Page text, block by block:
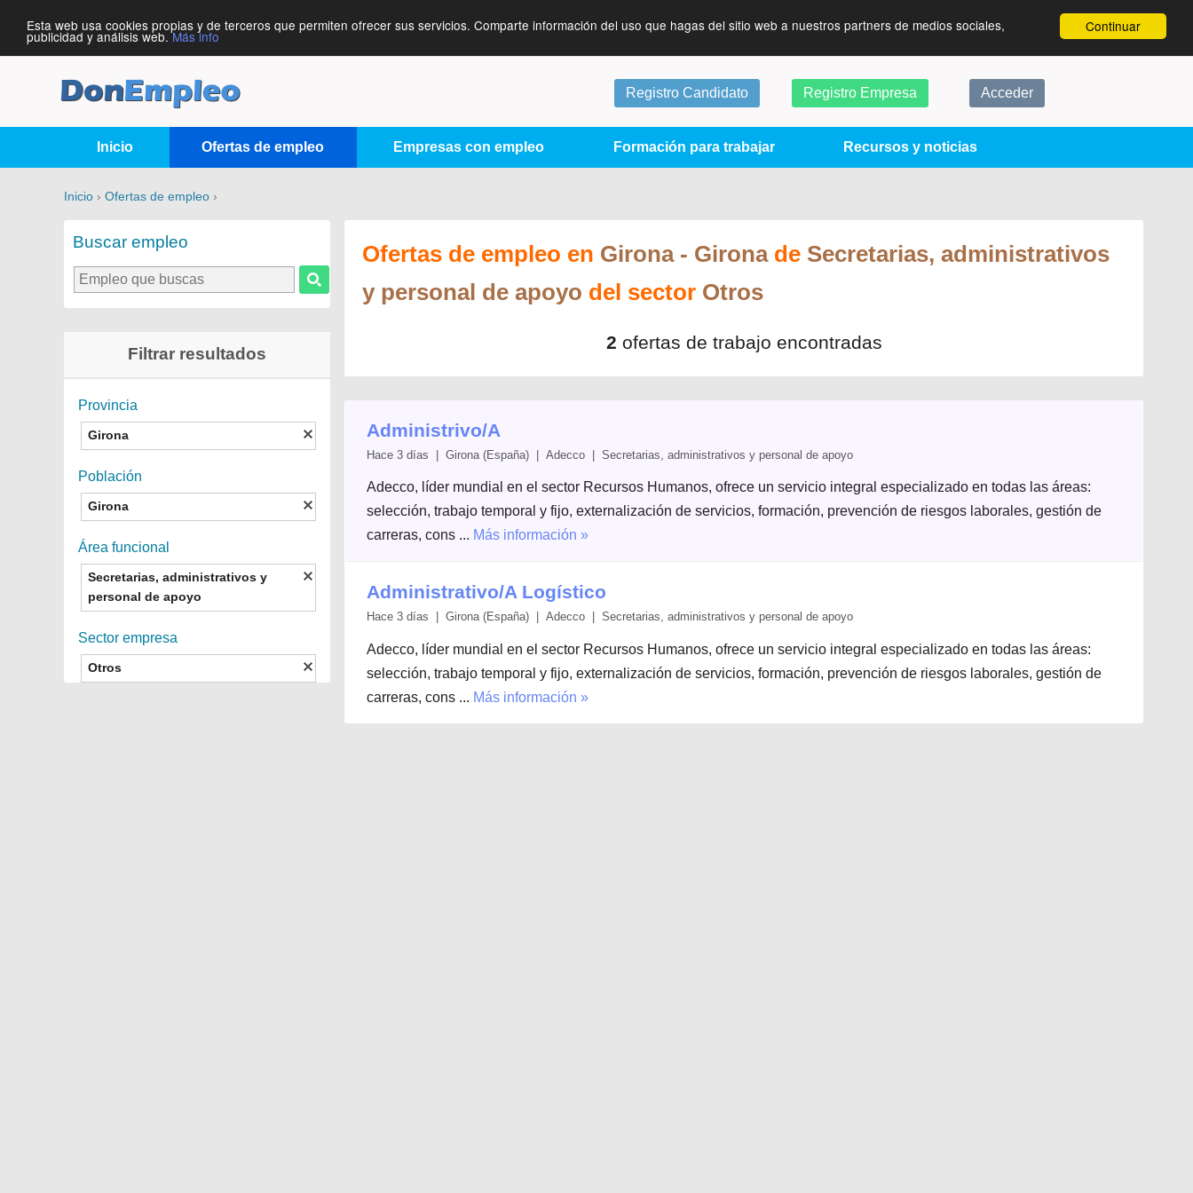
Continuar
Esta web usa cookies propias y de terceros que permiten ofrecer sus servicios. Comparte información del uso que hagas del sitio web a nuestros partners de medios sociales,
publicidad y análisis web.Más info
Registro Candidato Registro Empresa Acceder
Inicio Ofertas de empleo Empresas con empleo Formación para trabajar Recursos y noticias
Inicio › Ofertas de empleo ›
Buscar empleo
Filtrar resultados
Provincia
Girona
Población
Girona
Área funcional
Secretarias, administrativos y
personal de apoyo
Sector empresa
Otros
Ofertas de empleo en Girona - Gironade Secretarias, administrativos
y personal de apoyo del sector Otros
2 ofertas de trabajo encontradas
Administrivo/A
Hace 3 días | Girona (España) | Adecco | Secretarias, administrativos y personal de apoyo
Adecco, líder mundial en el sector Recursos Humanos, ofrece un servicio integral especializado en todas las áreas:
selección, trabajo temporal y fijo, externalización de servicios, formación, prevención de riesgos laborales, gestión de
carreras, cons ... Más información »
Administrativo/A Logístico
Hace 3 días | Girona (España) | Adecco | Secretarias, administrativos y personal de apoyo
Adecco, líder mundial en el sector Recursos Humanos, ofrece un servicio integral especializado en todas las áreas:
selección, trabajo temporal y fijo, externalización de servicios, formación, prevención de riesgos laborales, gestión de
carreras, cons ... Más información »